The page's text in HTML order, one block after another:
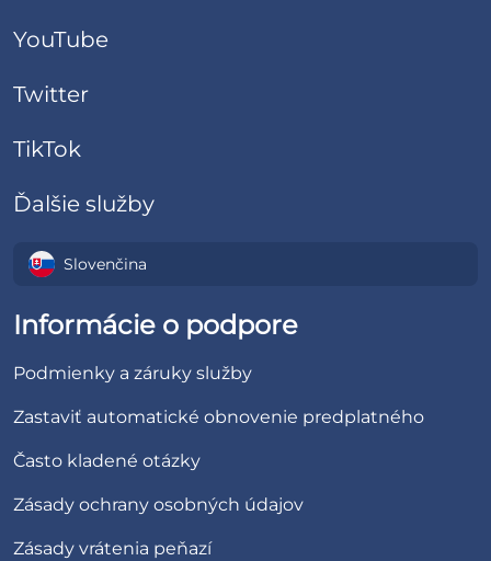
YouTube
Twitter
TikTok
Ďalšie služby
Slovenčina
Informácie o podpore
Podmienky a záruky služby
Zastaviť automatické obnovenie predplatného
Často kladené otázky
Zásady ochrany osobných údajov
Zásady vrátenia peňazí